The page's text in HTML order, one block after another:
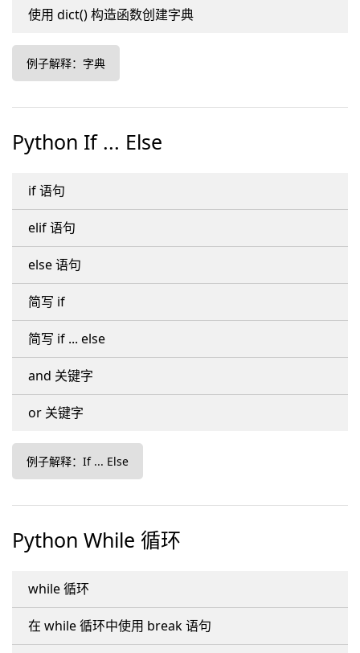
使用 dict() 构造函数创建字典
例子解释：字典
Python If ... Else
if 语句
elif 语句
else 语句
简写 if
简写 if ... else
and 关键字
or 关键字
例子解释：If ... Else
Python While 循环
while 循环
在 while 循环中使用 break 语句